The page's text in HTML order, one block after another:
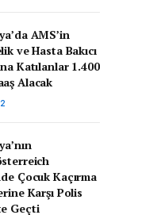
AMS’in
ve Hasta Bakıcı
Katılanlar 1.400
Alacak
Çocuk Kaçırma
Karşı Polis
Geçti